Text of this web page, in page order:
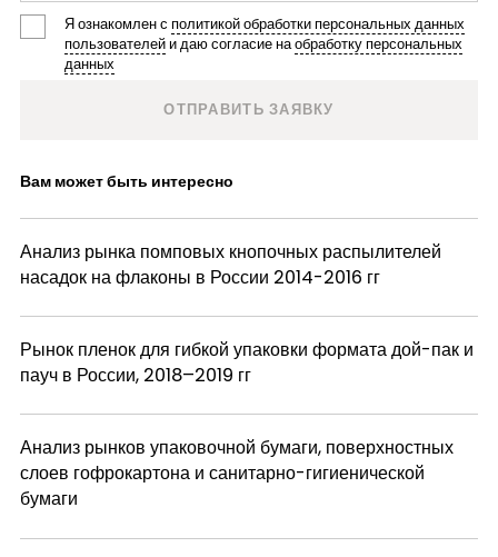
Я ознакомлен с политикой обработки персональных данных
пользователейи даю согласие наобработку персональных
данных
Вам может быть интересно
Анализ рынка помповых кнопочных распылителей
насадок на флаконы в России 2014-2016 гг
Рынок пленок для гибкой упаковки формата дой-пак и
пауч в России, 2018–2019 гг
Анализ рынков упаковочной бумаги, поверхностных
слоев гофрокартона и санитарно-гигиенической
бумаги